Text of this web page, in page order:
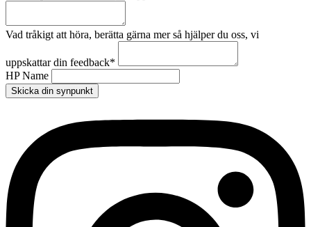
Vad tråkigt att höra, berätta gärna mer så hjälper du oss, vi
uppskattar din feedback*
HP Name
Skicka din synpunkt